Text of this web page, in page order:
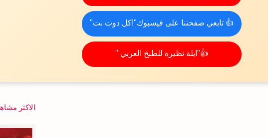
👍 تابعي صفحتنا على فيسبوك"اكل دوت نت"
👍"ابلة نظيرة للطبخ العربي "
الاكثر